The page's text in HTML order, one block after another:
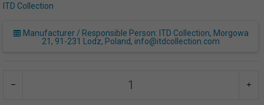
ITD Collection
Manufacturer / Responsible Person: ITD Collection, Morgowa
21, 91-231 Lodz, Poland, info@itdcollection.com